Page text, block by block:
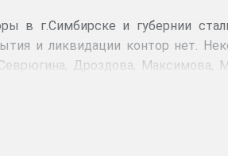
в г.Симбирске и губернии
и ликвидации контор нет.
Дроздова, Максимова,